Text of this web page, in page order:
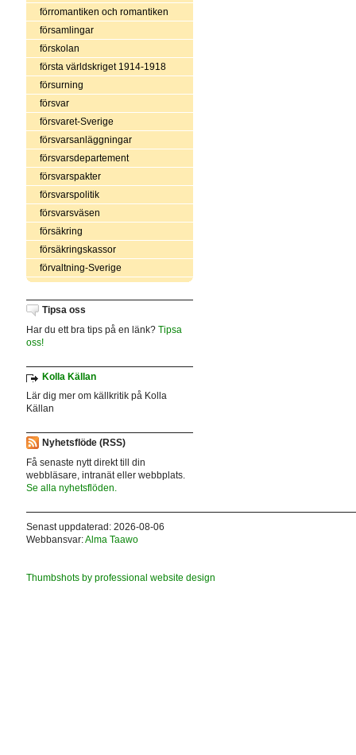
förromantiken och romantiken
församlingar
förskolan
första världskriget 1914-1918
försurning
försvar
försvaret-Sverige
försvarsanläggningar
försvarsdepartement
försvarspakter
försvarspolitik
försvarsväsen
försäkring
försäkringskassor
förvaltning-Sverige
Tipsa oss
Har du ett bra tips på en länk? Tipsa
oss!
Kolla Källan
Lär dig mer om källkritik på Kolla
Källan
Nyhetsflöde (RSS)
Få senaste nytt direkt till din
webbläsare, intranät eller webbplats.
Se alla nyhetsflöden.
Senast uppdaterad: 2026-08-06
Webbansvar:Alma Taawo
Thumbshots by professional website design